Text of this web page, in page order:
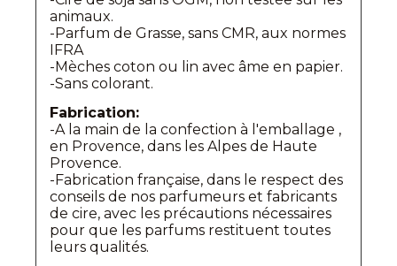
animaux.
-Parfum de Grasse, sans CMR, aux normes
IFRA
-Mèches coton ou lin avec âme en papier.
-Sans colorant.
Fabrication:
-A la main de la confection à l'emballage ,
en Provence, dans les Alpes de Haute
Provence.
-Fabrication française, dans le respect des
conseils de nos parfumeurs et fabricants
de cire, avec les précautions nécessaires
pour que les parfums restituent toutes
leurs qualités.